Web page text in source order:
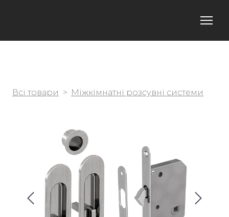
Всі товари Міжкімнатні розсувні системи